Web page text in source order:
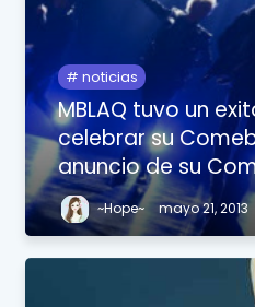
noticias
MBLAQ tuvo un
celebrar su
anuncio de su
~Hope~ mayo 21, 2013